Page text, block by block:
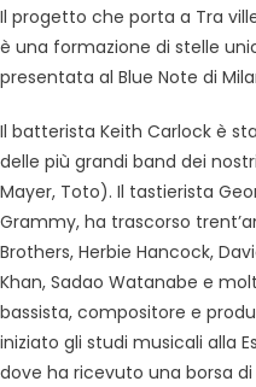
Il progetto che porta a Tra
è una formazione di stelle
presentata al Blue Note di
Il batterista Keith Carlock è
delle più grandi band dei
Mayer, Toto). Il tastierista
Grammy, ha trascorso
Brothers, Herbie Hancock,
Khan, Sadao Watanabe e
bassista, compositore e
iniziato gli studi musicali alla
dove ha ricevuto una borsa